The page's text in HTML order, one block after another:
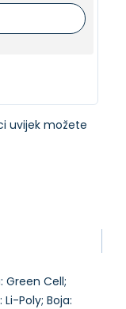
uvijek možete
Green Cell;
Poly; Boja: